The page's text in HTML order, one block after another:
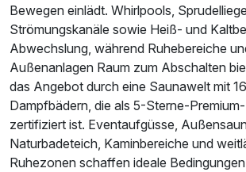
Ausstattung
Für 7 Tage
Bewegen einlädt. Whirlpools,
Strömungskanäle sowie Heiß- und
Abwechslung, während Ruhebereiche
Außenanlagen Raum zum Abschalten
das Angebot durch eine Saunawelt mit
Dampfbädern, die als 5-Sterne-
zertifiziert ist. Eventaufgüsse,
Naturbadeteich, Kaminbereiche und
Ruhezonen schaffen ideale